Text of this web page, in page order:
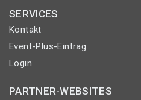
SERVICES
Kontakt
Event-Plus-Eintrag
Login
PARTNER-WEBSITES